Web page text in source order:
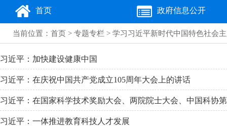
首页 政府信息公开
当前位置： 首页 > 专题专栏 > 学习习近平新时代中国特色社会
习近平：加快建设健康中国
习近平：在庆祝中国共产党成立105周年大会上的讲话
习近平：在国家科学技术奖励大会、两院院士大会、中国科协
习近平：一体推进教育科技人才发展